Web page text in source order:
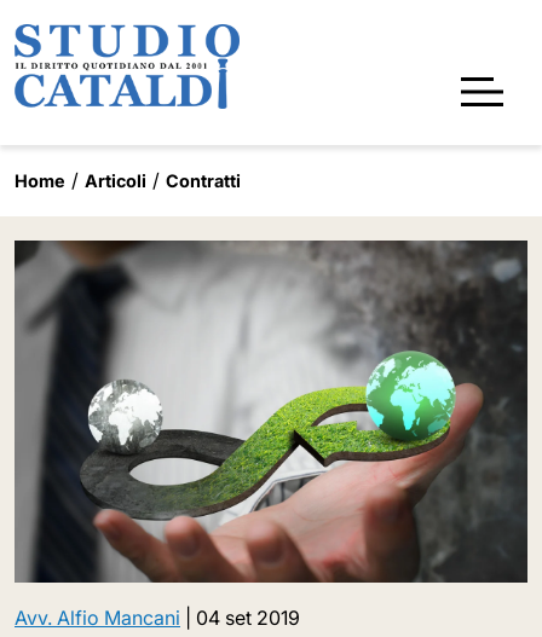
Home Articoli Contratti
Avv. Alfio Mancani 04 set 2019